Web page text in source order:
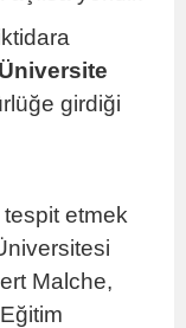
Üniversite
girdiği
etmek
Malche,